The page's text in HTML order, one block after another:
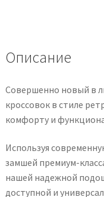
Описание
Совершенно новый в
кроссовок в стиле
комфорту и
Используя
замшей премиум-
нашей надежной
доступной и